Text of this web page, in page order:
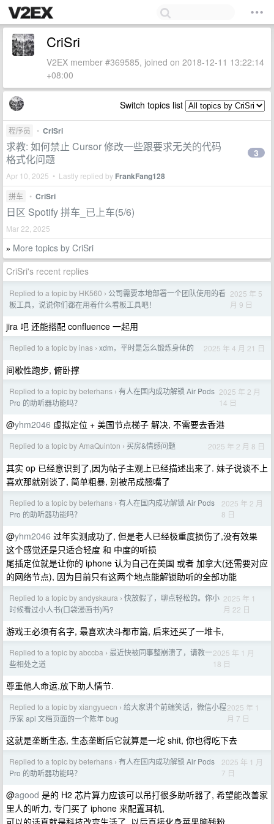
CriSri
V2EX member #369585, joined on 2018-12-11 13:22:14
+08:00
Switch topics list
程序员 • CriSri
求教: 如何禁止 Cursor 修改一些跟要求无关的代码
格式化问题
Apr 10, 2025 • Lastly replied by FrankFang128
3
拼车 • CriSri
日区 Spotify 拼车_已上车(5/6)
Mar 22, 2025
» More topics by CriSri
CriSri's recent replies
Replied to a topic by HK560 › 公司需要本地部署一个团队使用的看
板工具，说说你们都在用着什么看板工具吧！
2025 年 5
月 9 日
jira 吧 还能搭配 confluence 一起用
Replied to a topic by inas › xdm，平时是怎么锻炼身体的 2025 年 4 月 21 日
间歇性跑步, 俯卧撑
Replied to a topic by beterhans › 有人在国内成功解锁 Air Pods
Pro 的助听器功能吗？
2025 年 2 月
14 日
@yhm2046 虚拟定位 + 美国节点梯子 解决, 不需要去香港
Replied to a topic by AmaQuinton › 买房&情感问题 2025 年 2 月 8 日
其实 op 已经意识到了,因为帖子主观上已经描述出来了. 妹子说谈不上
喜欢那就别谈了, 简单粗暴, 别被吊成翘嘴了
Replied to a topic by beterhans › 有人在国内成功解锁 Air Pods
Pro 的助听器功能吗？
2025 年 2 月
8 日
@yhm2046 过年实测成功了, 但是老人已经极重度损伤了,没有效果
这个感觉还是只适合轻度 和 中度的听损
尾插定位就是让你的 iphone 认为自己在美国 或者 加拿大(还需要对应
的网络节点), 因为目前只有这两个地点能解锁助听的全部功能
Replied to a topic by andyskaura › 快放假了，聊点轻松的。你小
时候看过小人书(口袋漫画书)吗?
2025 年 1
月 22 日
游戏王必须有名字, 最喜欢决斗都市篇, 后来还买了一堆卡,
Replied to a topic by abccba › 最近快被同事整崩溃了，请教一
些相处之道
2025 年 1 月
18 日
尊重他人命运,放下助人情节.
Replied to a topic by xiangyuecn › 给大家讲个前端笑话，微信小程
序家 api 文档页面的一个陈年 bug
2025 年 1
月 7 日
这就是垄断生态, 生态垄断后它就算是一坨 shit, 你也得吃下去
Replied to a topic by beterhans › 有人在国内成功解锁 Air Pods
Pro 的助听器功能吗？
2025 年 1 月
7 日
@agood 是的 H2 芯片算力应该可以吊打很多助听器了, 希望能改善家
里人的听力, 专门买了 iphone 来配置耳机,
可以的话真就是科技改变生活了. 以后直接化身苹果脑残粉